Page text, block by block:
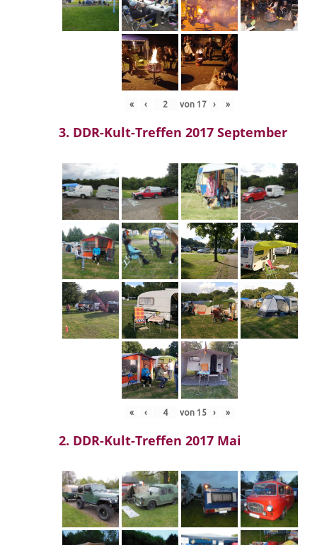
« ‹ von 17 › »
3. DDR-Kult-Treffen 2017 September
« ‹ von 15 › »
2. DDR-Kult-Treffen 2017 Mai